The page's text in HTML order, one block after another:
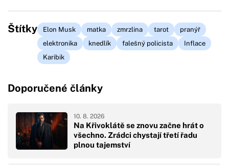
Štítky Elon Musk matka zmrzlina tarot
pranýř
elektronika
knedlík falešný policista
Inflace
Karibik
Doporučené články
Na Křivoklátě se znovu začne hrát o
všechno. Zrádci chystají třetí řadu
plnou tajemství
10. 8. 2026